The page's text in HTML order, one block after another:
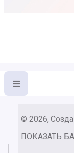
© 2026,
ПОКАЗАТЬ